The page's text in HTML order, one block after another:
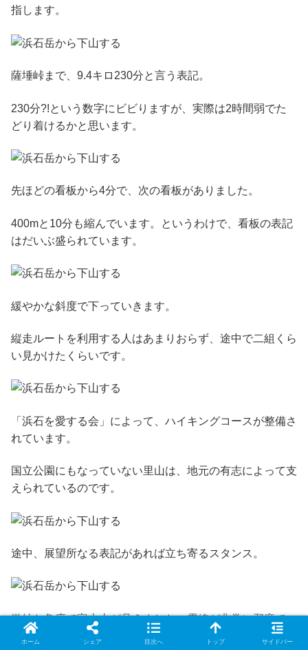
指します。
薩埵峠まで、9.4キロ230分と言う表記。
230分?!という数字にビビりますが、実際は2時間弱でた
どり着けるかと思います。
先ほどの看板から4分で、次の看板がありました。
400mと10分も縮んでいます。というわけで、看板の表記
はだいぶ盛られています。
緩やかな斜度で下っていきます。
縦走ルートを利用する人はあまりおらず、途中で二組くら
い見かけたくらいです。
「浜石を愛する会」によって、ハイキングコースが整備さ
れています。
国立公園にもなっていない里山は、地元の有志によって支
えられているのです。
途中、展望所なる表記があれば立ち寄るスタンス。
微妙な角度で富士山が見えました。電線が非常に邪魔で
す。
ホーム シェア 目次へ トップ サイドバー